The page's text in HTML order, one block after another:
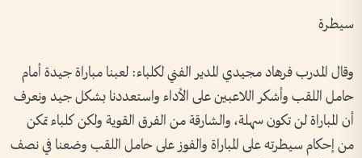
سيطرة
وقال المدرب فرهاد مجيدي المدير الفني لكلباء: لعبنا مباراة جيدة أمام
حامل اللقب وأشكر اللاعبين على الأداء واستعددنا بشكل جيد ونعرف
أن المباراة لن تكون سهلة، والشارقة من الفرق القوية ولكن كلباء تمكن
من إحكام سيطرته على المباراة والفوز على حامل اللقب وضعنا في نصف